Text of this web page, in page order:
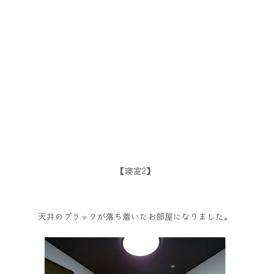
【寝室2】
天井のブラックが落ち着いたお部屋になりました。